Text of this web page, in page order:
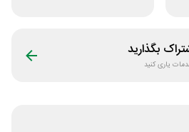
بگذارید
یاری کنید